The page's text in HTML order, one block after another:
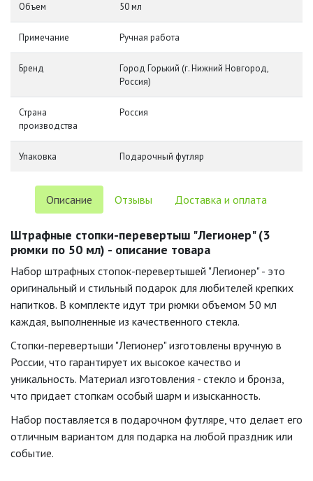
Объем 50 мл
Примечание Ручная работа
Бренд
Город Горький (г. Нижний Новгород,
Россия)
Страна
производства
Россия
Упаковка Подарочный футляр
Описание Отзывы Доставка и оплата
Штрафные стопки-перевертыш "Легионер" (3
рюмки по 50 мл) - описание товара
Набор штрафных стопок-перевертышей "Легионер" - это
оригинальный и стильный подарок для любителей крепких
напитков. В комплекте идут три рюмки объемом 50 мл
каждая, выполненные из качественного стекла.
Стопки-перевертыши "Легионер" изготовлены вручную в
России, что гарантирует их высокое качество и
уникальность. Материал изготовления - стекло и бронза,
что придает стопкам особый шарм и изысканность.
Набор поставляется в подарочном футляре, что делает его
отличным вариантом для подарка на любой праздник или
событие.